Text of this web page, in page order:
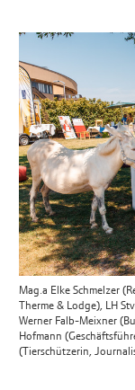
t
i
o
n
Mag.a Elke Schmelzer
Therme & Lodge), LH
Werner Falb-Meixner
Hofmann
(Tierschützerin,